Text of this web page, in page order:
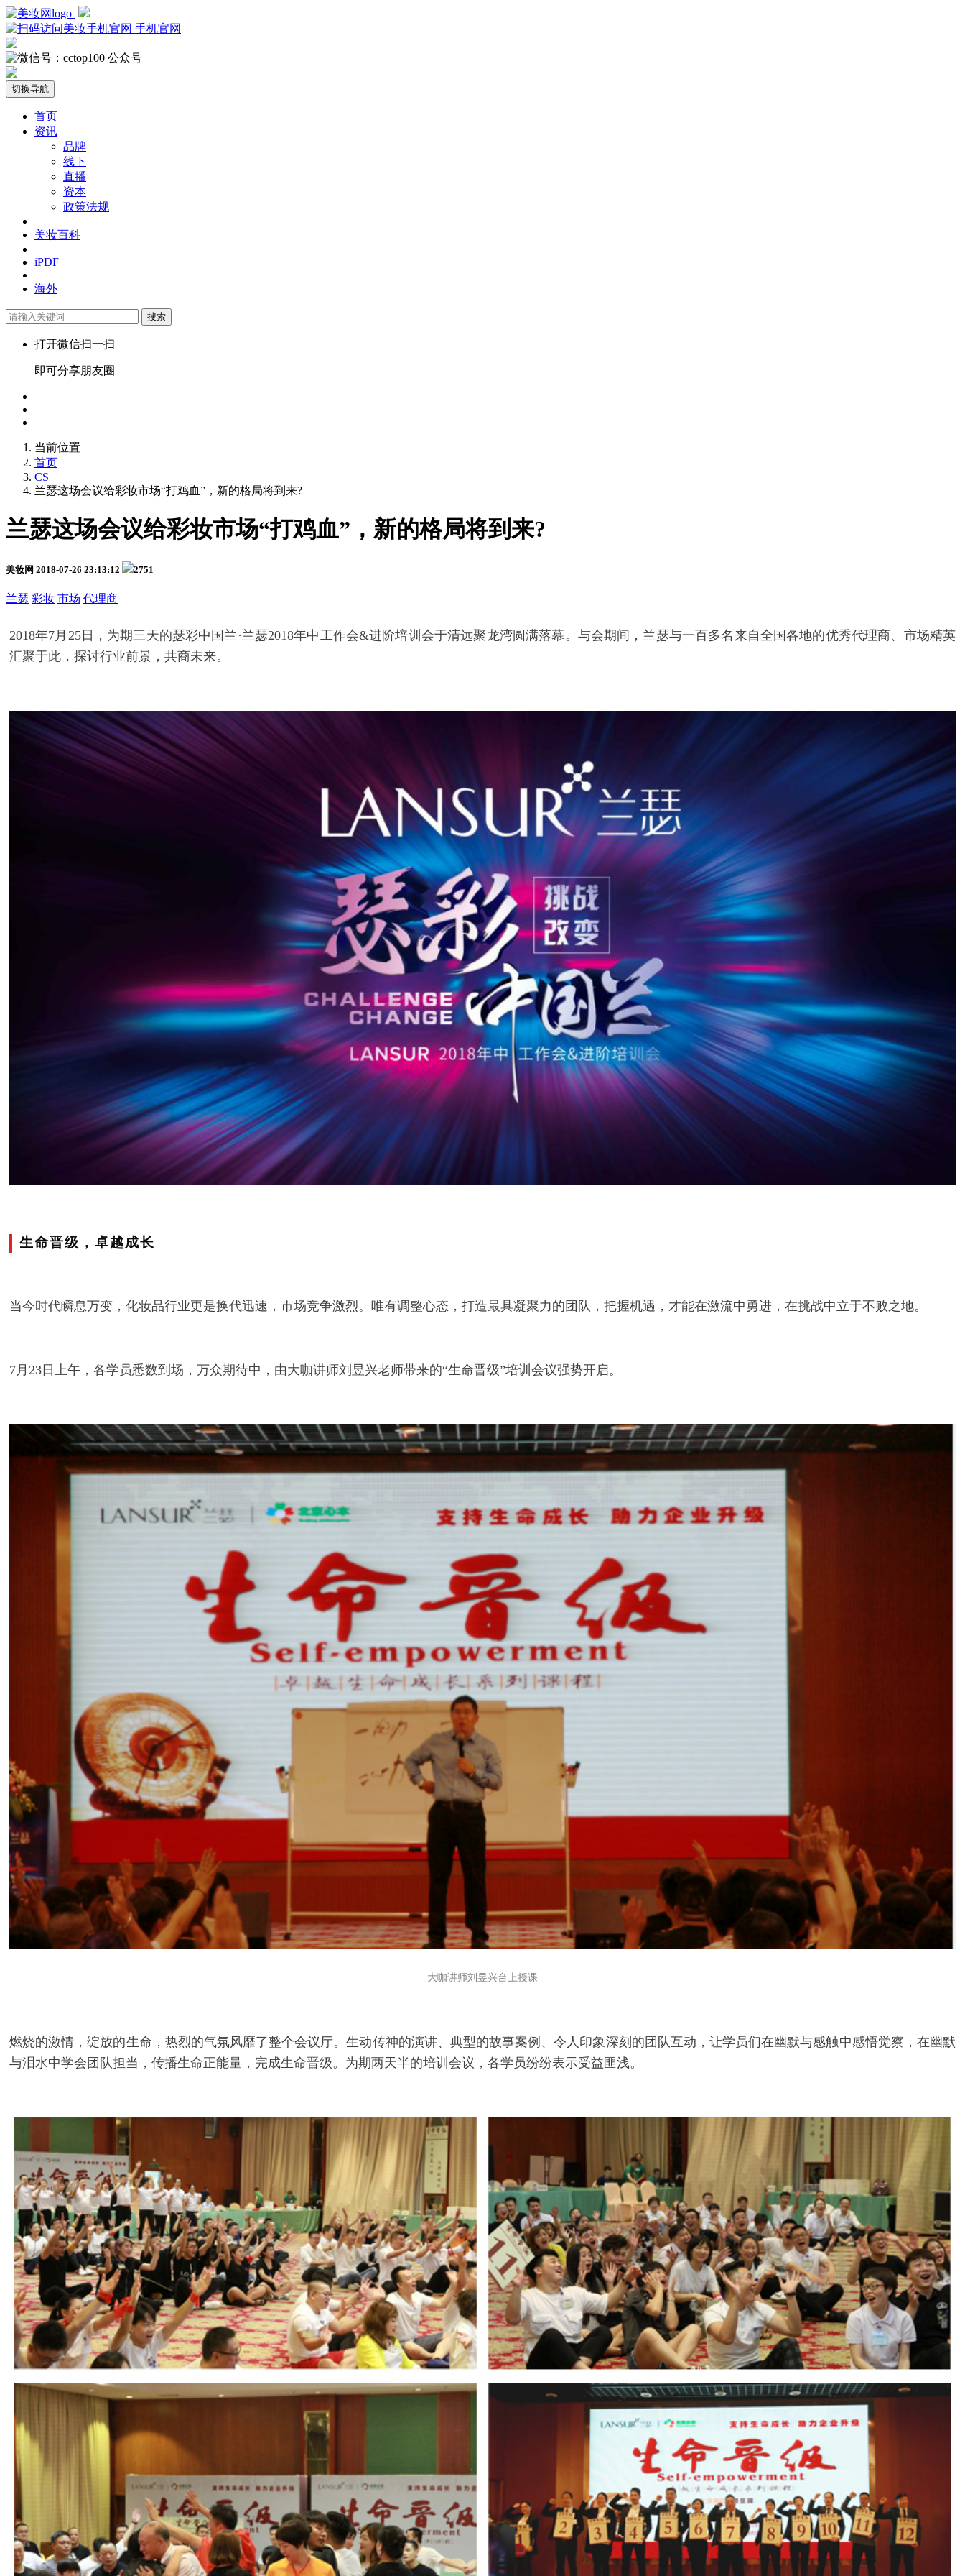
手机官网
公众号
切换导航
首页
资讯
品牌
线下
直播
资本
政策法规
美妆百科
iPDF
海外
搜索
打开微信扫一扫
即可分享朋友圈
当前位置
首页
CS
兰瑟这场会议给彩妆市场“打鸡血”，新的格局将到来?
兰瑟这场会议给彩妆市场“打鸡血”，新的格局将到来?
美妆网 2018-07-26 23:13:12 2751
兰瑟 彩妆 市场 代理商
2018年7月25日，为期三天的瑟彩中国兰·兰瑟2018年中工作会&进阶培训会于清远聚龙湾圆满落幕。与会期间，兰瑟与一百多名来自全国各地的优秀代理商、市场精英
汇聚于此，探讨行业前景，共商未来。
生命晋级，卓越成长
当今时代瞬息万变，化妆品行业更是换代迅速，市场竞争激烈。唯有调整心态，打造最具凝聚力的团队，把握机遇，才能在激流中勇进，在挑战中立于不败之地。
7月23日上午，各学员悉数到场，万众期待中，由大咖讲师刘昱兴老师带来的“生命晋级”培训会议强势开启。
大咖讲师刘昱兴台上授课
燃烧的激情，绽放的生命，热烈的气氛风靡了整个会议厅。生动传神的演讲、典型的故事案例、令人印象深刻的团队互动，让学员们在幽默与感触中感悟觉察，在幽默
与泪水中学会团队担当，传播生命正能量，完成生命晋级。为期两天半的培训会议，各学员纷纷表示受益匪浅。